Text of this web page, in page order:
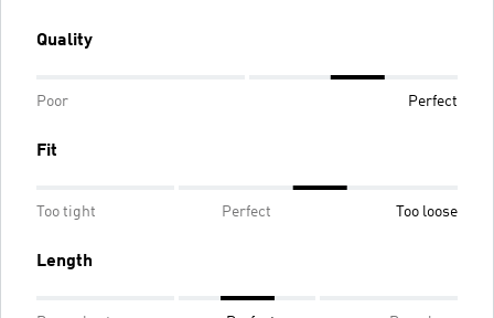
Quality
Poor Perfect
Fit
Too tight Perfect Too loose
Length